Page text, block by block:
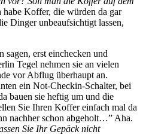
habe Koffer, die würden da gar
Dinger unbeaufsichtigt lassen,
erst einchecken und
Tegel nehmen sie an vielen
vor Abflug überhaupt an.
ein Not-Checkin-Schalter, bei
bauen sie heftig um und die
Sie Ihren Koffer einfach mal da
nachher schon abgeholt…” Aha.
Sie Ihr Gepäck nicht